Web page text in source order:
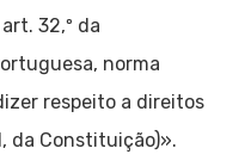
32,º da
norma
respeito a direitos
da Constituição)».